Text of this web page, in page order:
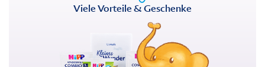
Viele Vorteile & Geschenke